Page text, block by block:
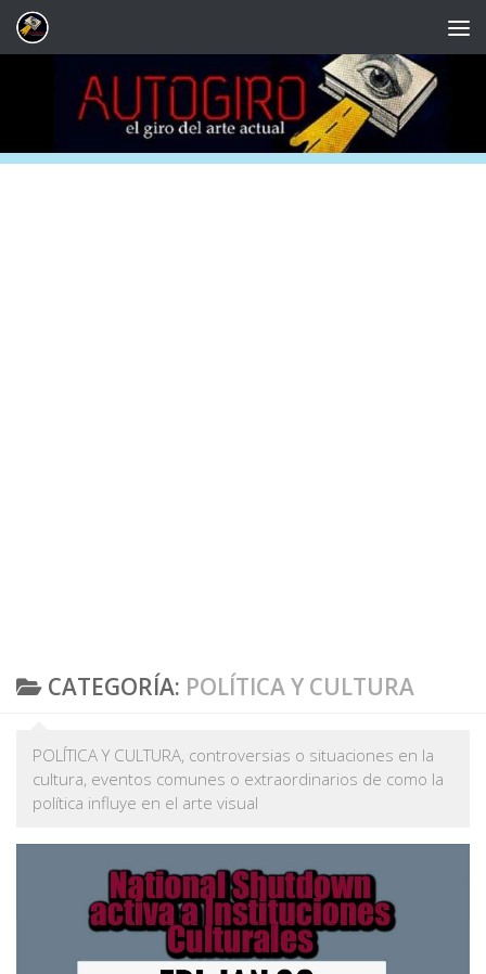
Saltar al contenido
CATEGORÍA: POLÍTICA Y CULTURA
POLÍTICA Y CULTURA, controversias o situaciones en la
cultura, eventos comunes o extraordinarios de como la
política influye en el arte visual